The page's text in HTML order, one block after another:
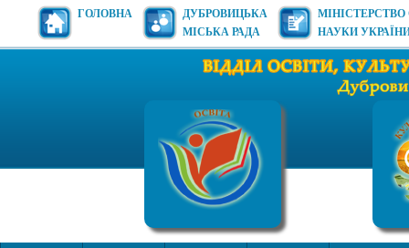
ГОЛОВНА
ДУБРОВИЦЬКА
МІСЬКА РАДА
МІНІСТЕРСТВО
НАУКИ